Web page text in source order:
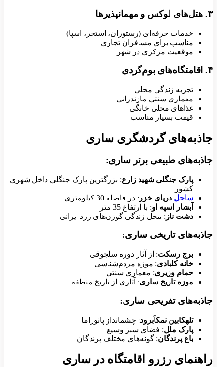
۳. هتل‌های لوکس و مهمانپذیرها
خدمات حرفه‌ای (رستوران، استخر، اسپا)
مناسب برای مسافران تجاری
موقعیت مرکزی در شهر
۴. اقامتگاه‌های بوم‌گردی
تجربه زندگی محلی
معماری سنتی مازندرانی
غذاهای محلی خانگی
قیمت بسیار مناسب
جاذبه‌های گردشگری ساری
جاذبه‌های طبیعی برتر ساری:
پارک جنگلی شهید زارع: بزرگترین پارک جنگلی داخل شهری
کشور
ساحل دریای خزر : در فاصله 30 کیلومتری
آبشار اسپه او: با ارتفاع 35 متر
دشت ناز : محل زندگی گوزن‌های زرد ایرانی
جاذبه‌های تاریخی ساری:
برج رسکت: از آثار دوره سلجوقی
خانه کلبادی: موزه مردم‌شناسی
حمام وزیری: معماری سنتی
موزه تاریخ ساری: آثاری از تاریخ منطقه
جاذبه‌های تفریحی ساری:
تلهکابین نمکآبرود: چشمانداز پانوراما
پارک ملل: فضای سبز وسیع
باغ پرندگان: گونه‌های مختلف پرندگان
راهنمای رزرو اقامتگاه در ساری